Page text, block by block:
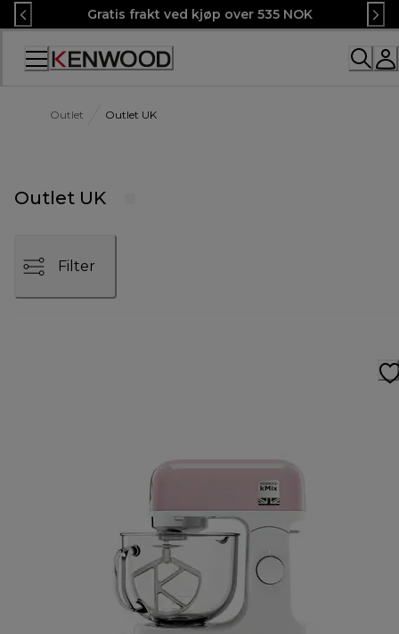
Skip
to
Content
Gratis frakt ved kjøp over 535 NOK
Outlet Outlet UK
Outlet UK
Filter